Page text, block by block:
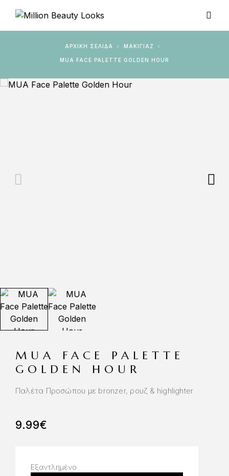
ΑΡΧΙΚΉ ΣΕΛΊΔΑ ΜΑΚΙΓΙΑΖ
MUA FACE PALETTE GOLDEN HOUR
MUA FACE PALETTE
GOLDEN HOUR
Παλέτα Προσώπου με bronzer, ρουζ & highlighter
9.99€
Εξαντλημένο